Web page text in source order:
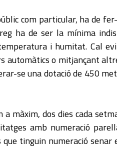
com particular, ha de
ha de ser la mínima
i humitat. Cal
automàtics o mitjançant
se una dotació de 450
màxim, dos dies cada
amb numeració
tinguin numeració senar